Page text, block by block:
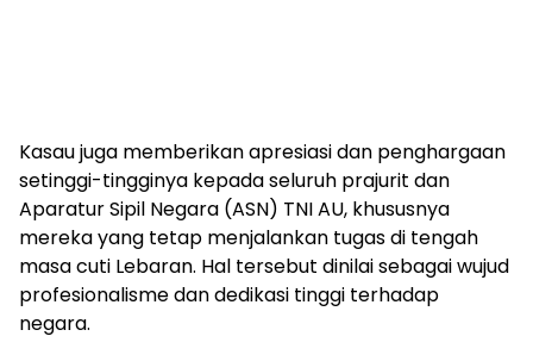
Kasau juga memberikan apresiasi dan penghargaan
setinggi-tingginya kepada seluruh prajurit dan
Aparatur Sipil Negara (ASN) TNI AU, khususnya
mereka yang tetap menjalankan tugas di tengah
masa cuti Lebaran. Hal tersebut dinilai sebagai wujud
profesionalisme dan dedikasi tinggi terhadap
negara.